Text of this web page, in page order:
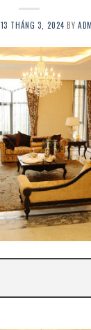
13 THÁNG 3, 2024 BY